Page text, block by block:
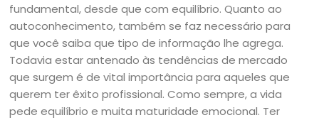
fundamental, desde que com equilíbrio. Quanto ao
autoconhecimento, também se faz necessário para
que você saiba que tipo de informação lhe agrega.
Todavia estar antenado às tendências de mercado
que surgem é de vital importância para aqueles que
querem ter êxito profissional. Como sempre, a vida
pede equilíbrio e muita maturidade emocional. Ter